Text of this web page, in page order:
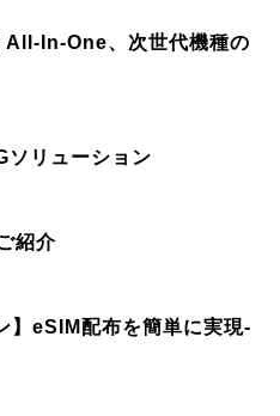
All-In-One、次世代機種の
ソリューション
紹介
】eSIM配布を簡単に実現-